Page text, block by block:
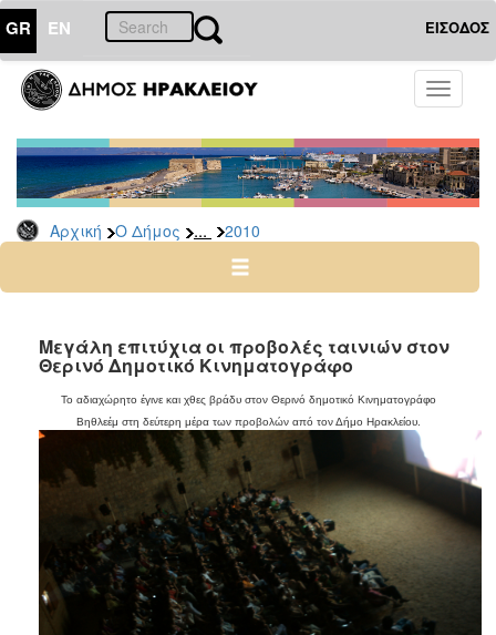
GR EN ΕΙΣΟΔΟΣ
Toggle
Αρχική Ο Δήμος ... 2010
ΔΗΜΟΣ
Δελτία
Τύπου
Αρχείο
2026
2024
2022
2021
2020
2019
2018
2017
2016
2015
Μεγάλη επιτύχια οι προβολές ταινιών στον
Θερινό Δημοτικό Κινηματογράφο
Το αδιαχώρητο έγινε και χθες βράδυ στον Θερινό δημοτικό Κινηματογράφο
Βηθλεέμ στη δεύτερη μέρα των προβολών από τον Δήμο Ηρακλείου.